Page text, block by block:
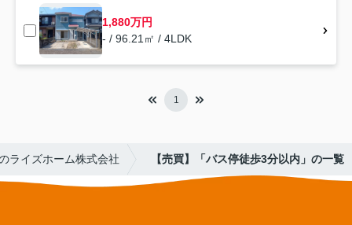
1,880万円
- / 96.21㎡ / 4LDK
1
ライズホーム株式会社 【売買】「バス停徒歩3分以内」の一覧